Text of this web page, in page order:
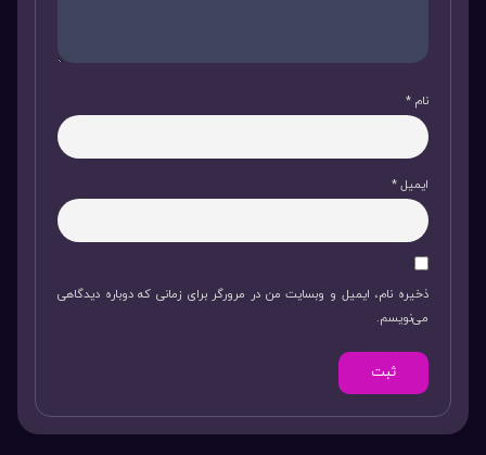
نام *
ایمیل*
ذخیره نام، ایمیل و وبسایت من در مرورگر برای زمانی که دوباره دیدگاهی
می‌نویسم.